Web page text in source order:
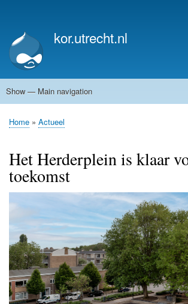
account
menu
kor.utrecht.nl
Main
Show — Main navigation
Home
Kunstwerken
Actueel
Routes
Breadcrumb
Home Actueel
Het Herderplein is klaar
toekomst